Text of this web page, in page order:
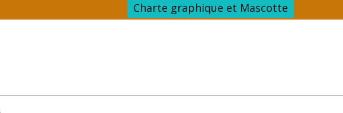
Charte graphique et Mascotte